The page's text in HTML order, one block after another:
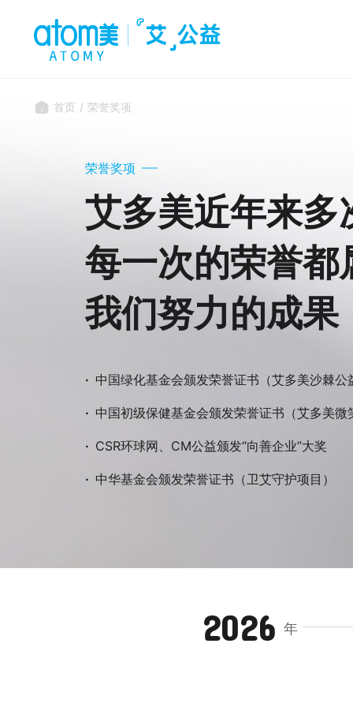
首页 / 荣誉奖项
荣誉奖项
艾多美近年来多
每一次的荣誉都
我们努力的成果
· 中国绿化基金会颁发荣誉证书（艾多美沙棘公
· 中国初级保健基金会颁发荣誉证书（艾多美微
· CSR环球网、CM公益颁发“向善企业”大奖
· 中华基金会颁发荣誉证书（卫艾守护项目）
2026 年